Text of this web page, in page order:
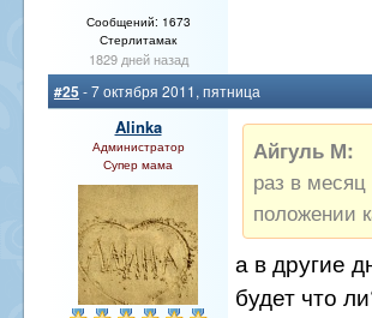
Сообщений: 1673
Стерлитамак
1829 дней назад
#25 - 7 октября 2011, пятница
Alinka
Администратор
Супер мама
Айгуль М:
раз в
положении
а в другие
будет что